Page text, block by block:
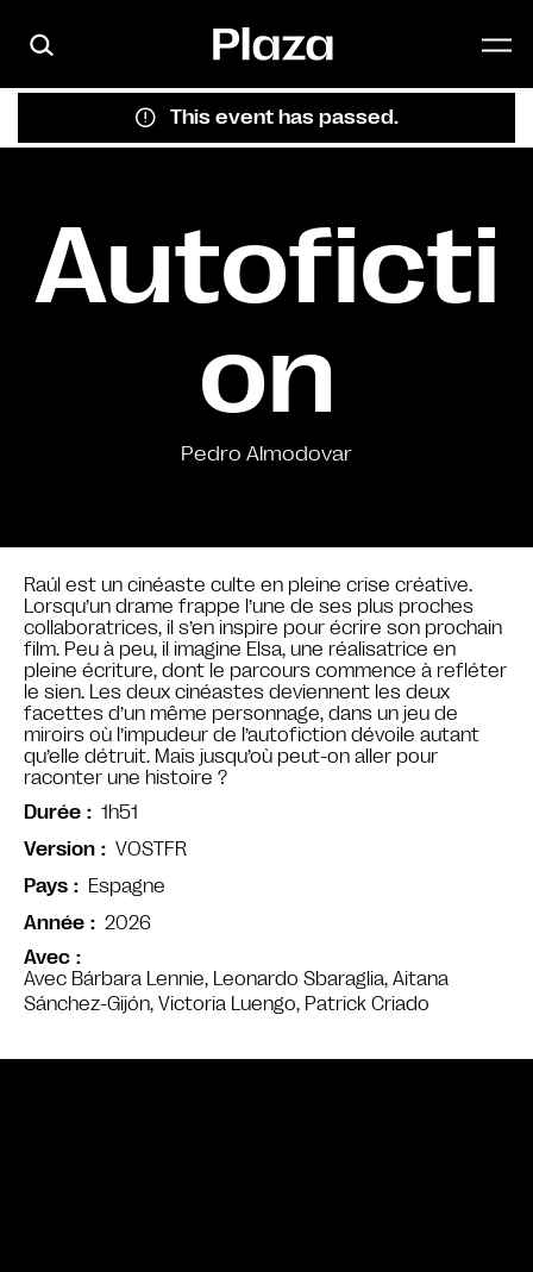
This event has passed.
Autoficti
on
Pedro Almodovar
Avec
Avec Bárbara Lennie, Leonardo Sbaraglia, Aitana
Sánchez-Gijón, Victoria Luengo, Patrick Criado
Raúl est un cinéaste culte en pleine crise créative.
Lorsqu’un drame frappe l’une de ses plus proches
collaboratrices, il s’en inspire pour écrire son prochain
film. Peu à peu, il imagine Elsa, une réalisatrice en
pleine écriture, dont le parcours commence à refléter
le sien. Les deux cinéastes deviennent les deux
facettes d’un même personnage, dans un jeu de
miroirs où l’impudeur de l’autofiction dévoile autant
qu’elle détruit. Mais jusqu’où peut-on aller pour
raconter une histoire ?
Durée
1h51
Version
VOSTFR
Pays
Espagne
Année
2026